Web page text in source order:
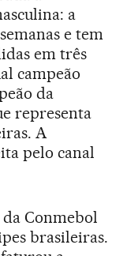
a
e tem
em três
campeão
da
representa
A
pelo canal
Conmebol
brasileiras.